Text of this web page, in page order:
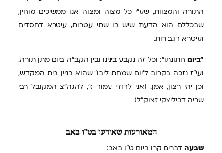
התורה והמצוות, שע"י כל מצוה ומצוה אנו ממשיכים מוחין,
שבכללם הוא הדעת שיש בו שתי עטרות, עיטרא דחסדים
ועיטרא דגבורות.
"ביום חתונתו": וכל זה נקבע בינינו ובין הקב"ה ביום מתן תורה.
ועי"ז נזכה בקרוב ל'יום שמחת ליבו' שהוא בניין בית המקדש,
וכן יהי רצון, אמן. (אני לדודי עמוד ז', להגה"צ המקובל רבי
שריה דביליצקי זצוק"ל)
המאורעות שאירעו בט"ו באב
שבעה דברים קרו ביום ט"ו באב: